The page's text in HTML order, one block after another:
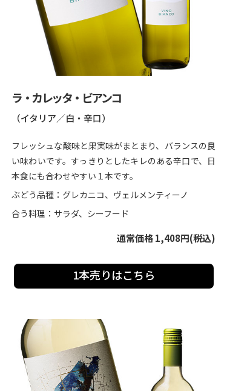
ラ・カレッタ・ビアンコ
（イタリア／白・辛口）
フレッシュな酸味と果実味がまとまり、バランスの良
い味わいです。すっきりとしたキレのある辛口で、日
本食にも合わせやすい１本です。
ぶどう品種：グレカニコ、ヴェルメンティーノ
合う料理：サラダ、シーフード
通常価格 1,408円(税込)
1本売りはこちら